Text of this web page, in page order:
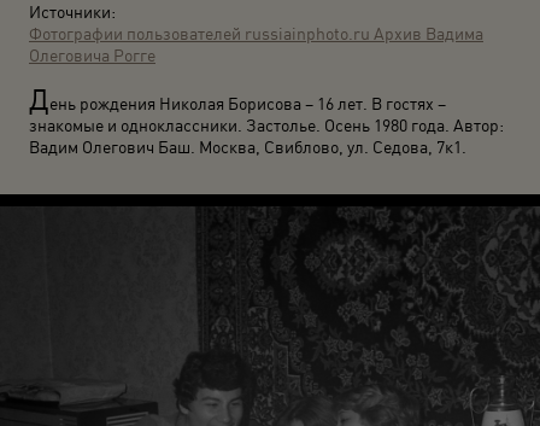
Источники:
Фотографии пользователей russiainphoto.ru Архив Вадима
Олеговича Рогге
День рождения Николая Борисова – 16 лет. В гостях –
знакомые и одноклассники. Застолье. Осень 1980 года. Автор:
Вадим Олегович Баш. Москва, Свиблово, ул. Седова, 7к1.